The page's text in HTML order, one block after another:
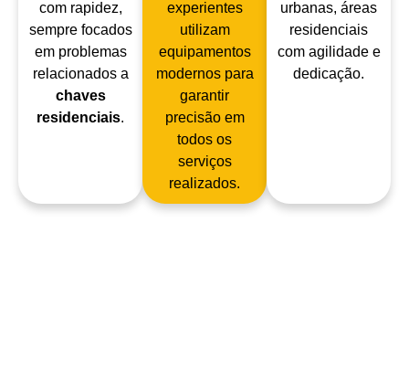
com rapidez,
sempre focados
em problemas
relacionados a
chaves
residenciais.
experientes
utilizam
equipamentos
modernos para
garantir
precisão em
todos os
serviços
realizados.
urbanas, áreas
residenciais
com agilidade e
dedicação.